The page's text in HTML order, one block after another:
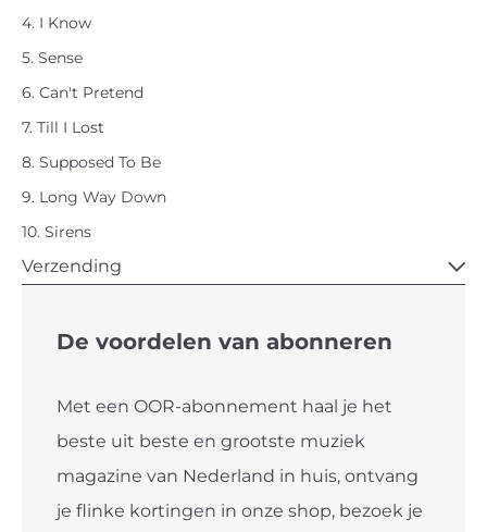
4. I Know
5. Sense
6. Can't Pretend
7. Till I Lost
8. Supposed To Be
9. Long Way Down
10. Sirens
Verzending
De voordelen van abonneren
Met een OOR-abonnement haal je het
beste uit beste en grootste muziek
magazine van Nederland in huis, ontvang
je flinke kortingen in onze shop, bezoek je